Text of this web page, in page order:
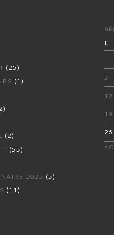
(25)
(1)
(2)
(55)
2025 (5)
(11)
L
5
12
19
26
«